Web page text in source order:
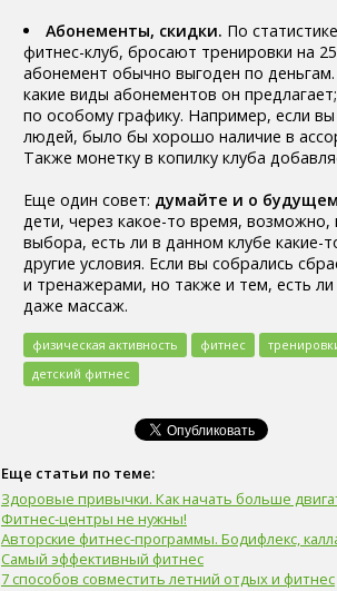
Абонементы, скидки. По
фитнес-клуб, бросают тренировки на
абонемент обычно выгоден по
какие виды абонементов он
по особому графику. Например, если
людей, было бы хорошо наличие в
Также монетку в копилку клуба
Еще один совет: думайте и о будущем
дети, через какое-то время, возможно,
выбора, есть ли в данном клубе какие-
другие условия. Если вы собрались
и тренажерами, но также и тем, есть
даже массаж.
физическая активность фитнес
детский фитнес
Еще статьи по теме:
Здоровые привычки. Как начать больше
Фитнес-центры не нужны!
Авторские фитнес-программы. Бодифлекс,
Самый эффективный фитнес
7 способов совместить летний отдых и фитнес